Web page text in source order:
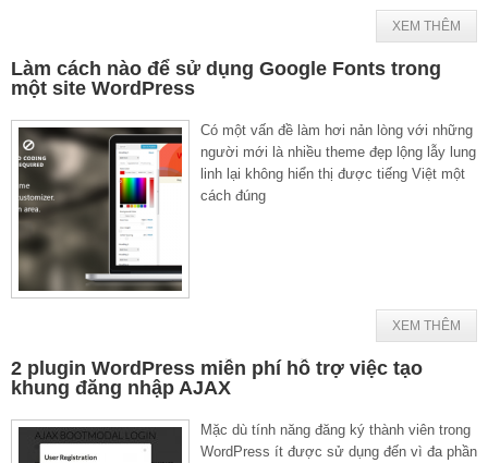
XEM THÊM
Làm cách nào để sử dụng Google Fonts trong
một site WordPress
Có một vấn đề làm hơi nản lòng với những
người mới là nhiều theme đẹp lộng lẫy lung
linh lại không hiển thị được tiếng Việt một
cách đúng
XEM THÊM
2 plugin WordPress miễn phí hỗ trợ việc tạo
khung đăng nhập AJAX
Mặc dù tính năng đăng ký thành viên trong
WordPress ít được sử dụng đến vì đa phần